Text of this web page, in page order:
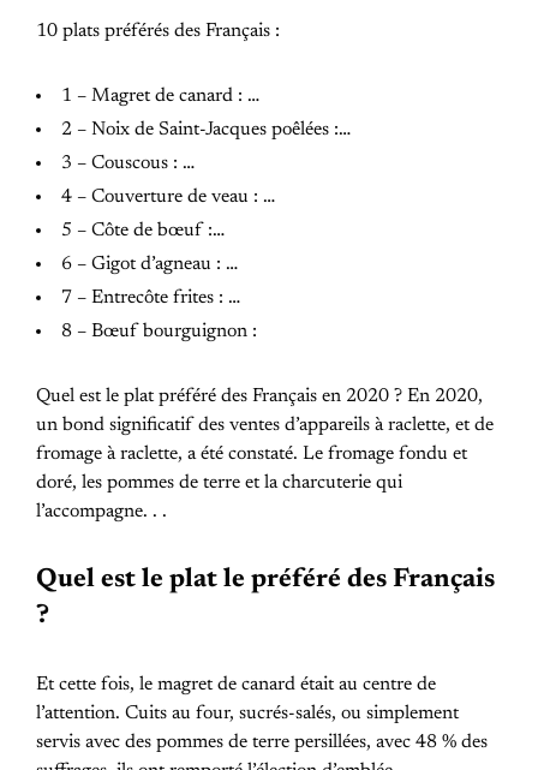
10 plats préférés des Français :
1 – Magret de canard : …
2 – Noix de Saint-Jacques poêlées :…
3 – Couscous : …
4 – Couverture de veau : …
5 – Côte de bœuf :…
6 – Gigot d’agneau : …
7 – Entrecôte frites : …
8 – Bœuf bourguignon :
Quel est le plat préféré des Français en 2020 ? En 2020,
un bond significatif des ventes d’appareils à raclette, et de
fromage à raclette, a été constaté. Le fromage fondu et
doré, les pommes de terre et la charcuterie qui
l’accompagne. . .
Quel est le plat le préféré des Français
?
Et cette fois, le magret de canard était au centre de
l’attention. Cuits au four, sucrés-salés, ou simplement
servis avec des pommes de terre persillées, avec 48 % des